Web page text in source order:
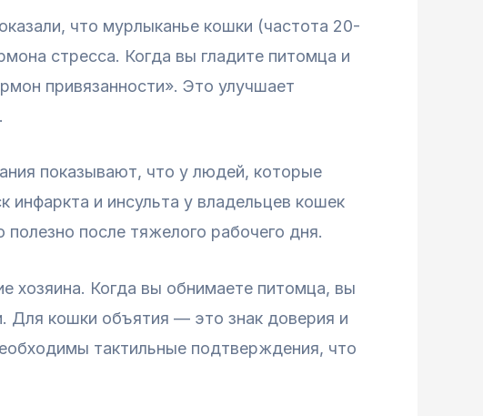
что мурлыканье кошки (частота 20-
стресса. Когда вы гладите питомца и
привязанности». Это улучшает
показывают, что у людей, которые
и инсульта у владельцев кошек
после тяжелого рабочего дня.
хозяина. Когда вы обнимаете питомца, вы
Для кошки объятия — это знак доверия и
тактильные подтверждения, что